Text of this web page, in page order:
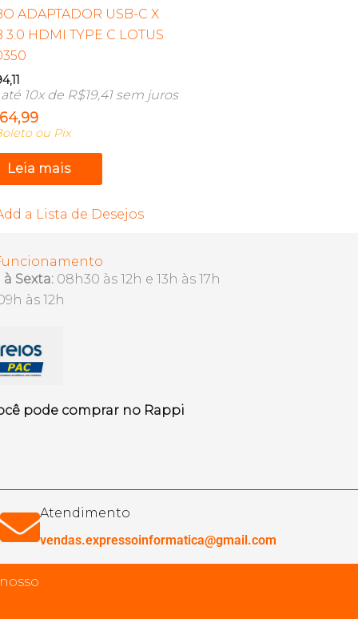
ADAPTADOR USB-C X
3.0 HDMI TYPE C LOTUS
10x de R$19,41sem juros
ou Pix
Leia mais
a Lista de Desejos
Sexta: 08h30 às 12h e 13h às 17h
às 12h
pode comprar no Rappi
Atendimento
vendas.expressoinformatica@gmail.com